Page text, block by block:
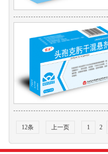
12条 上一页 1 2